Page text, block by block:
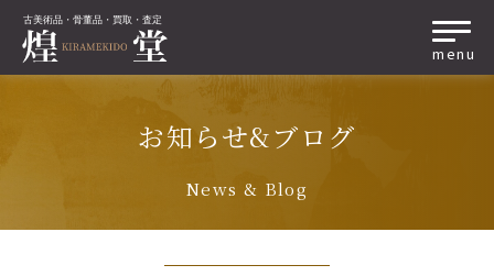
menu
お知らせ&ブログ
News & Blog